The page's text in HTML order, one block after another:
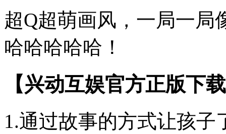
超Q超萌画风，一局一局
哈哈哈哈哈！
【兴动互娱官方正版下
1.通过故事的方式让孩